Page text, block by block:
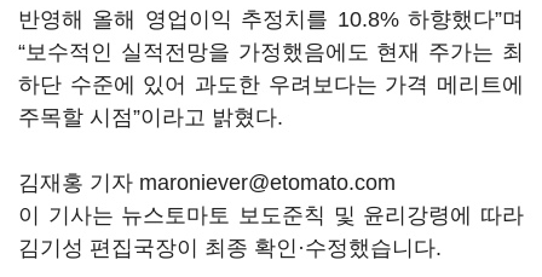
반영해 올해 영업이익 추정치를 10.8% 하향했다”며
“보수적인 실적전망을 가정했음에도 현재 주가는 최
하단 수준에 있어 과도한 우려보다는 가격 메리트에
주목할 시점”이라고 밝혔다.
김재홍 기자 maroniever@etomato.com
이 기사는 뉴스토마토 보도준칙 및 윤리강령에 따라
김기성 편집국장이 최종 확인·수정했습니다.